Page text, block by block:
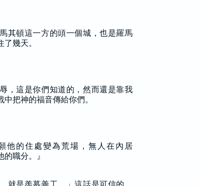
其頓這一方的頭一個城，也是羅馬
幾天。
，這是你們知道的，然而還是靠我
把神的福音傳給你們。
他的住處變為荒場，無人在內居
職分。』
就是羨慕善工。」這話是可信的。